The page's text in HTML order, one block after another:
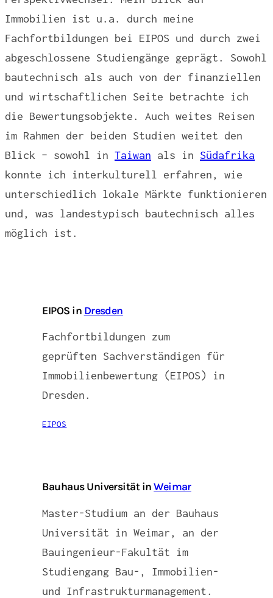
Immobilien ist u.a. durch meine
Fachfortbildungen bei EIPOS und durch zwei
abgeschlossene Studiengänge geprägt. Sowohl
bautechnisch als auch von der finanziellen
und wirtschaftlichen Seite betrachte ich
die Bewertungsobjekte. Auch weites Reisen
im Rahmen der beiden Studien weitet den
Blick – sowohl in Taiwan als in Südafrika
konnte ich interkulturell erfahren, wie
unterschiedlich lokale Märkte funktionieren
und, was landestypisch bautechnisch alles
möglich ist.
EIPOS in Dresden
Fachfortbildungen zum
geprüften Sachverständigen für
Immobilienbewertung (EIPOS) in
Dresden.
EIPOS
Bauhaus Universität inWeimar
Master-Studium an der Bauhaus
Universität in Weimar, an der
Bauingenieur-Fakultät im
Studiengang Bau-, Immobilien-
und Infrastrukturmanagement.